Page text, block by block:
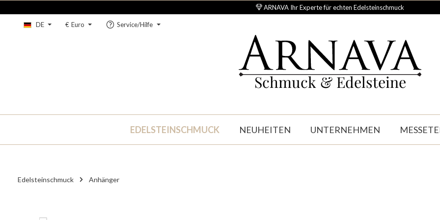
ARNAVA Ihr Experte für echten Edelsteinschmuck
DE € Euro Service/Hilfe
Schmuck & Edelsteine
EDELSTEINSCHMUCK NEUHEITEN UNTERNEHMEN
Edelsteinschmuck Anhänger